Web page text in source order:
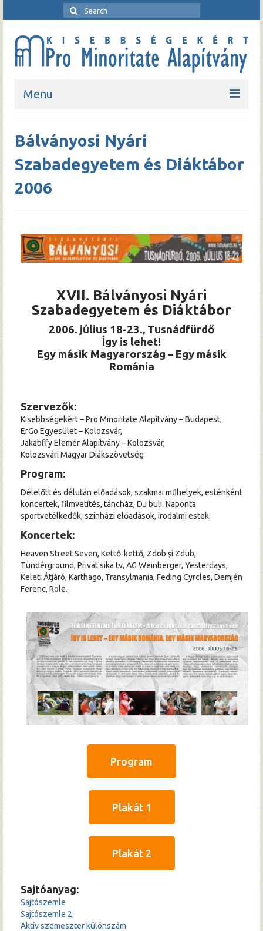
Menu
Bemutatkozó
Rendezvények
Kapcsolat
Archívum
Bálványosi Nyári
Szabadegyetem és Diáktábor
2006
XVII. Bálványosi Nyári
Szabadegyetem és Diáktábor
2006. július 18-23., Tusnádfürdő
Így is lehet!
Egy másik Magyarország – Egy másik
Románia
Szervezők:
Kisebbségekért – Pro Minoritate Alapítvány – Budapest,
ErGo Egyesület – Kolozsvár,
Jakabffy Elemér Alapítvány – Kolozsvár,
Kolozsvári Magyar Diákszövetség
Program:
Délelőtt és délután előadások, szakmai műhelyek, esténként
koncertek, filmvetítés, táncház, DJ buli. Naponta
sportvetélkedők, színházi előadások, irodalmi estek.
Koncertek:
Heaven Street Seven, Kettő-kettő, Zdob şi Zdub,
Tündérground, Privát sika tv, AG Weinberger, Yesterdays,
Keleti Átjáró, Karthago, Transylmania, Feding Cyrcles, Demjén
Ferenc, Role.
Program
Plakát 1
Plakát 2
Sajtóanyag:
Sajtószemle
Sajtószemle 2.
Aktív szemeszter különszám